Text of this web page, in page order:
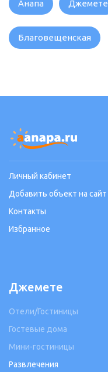
Анапа Джемете
Благовещенская
Личный кабинет
Добавить объект на сайт
Контакты
Избранное
Джемете
Отели/Гостиницы
Гостевые дома
Мини-гостиницы
Развлечения